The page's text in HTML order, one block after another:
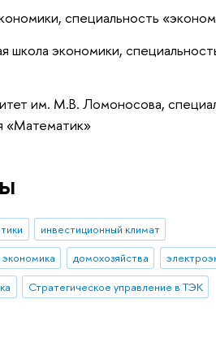
специальность
школа экономики,
им. М.В. Ломоносова,
«Математик»
инвестиционный климат
домохозяйства
Стратегическое управление в ТЭК